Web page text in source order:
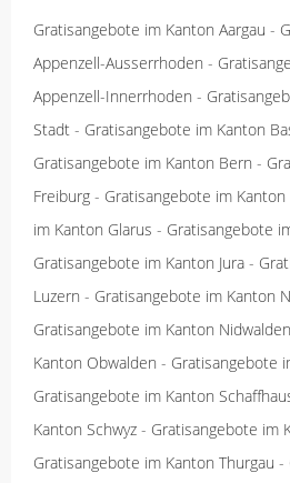
Gratisangebote im Kanton Aargau -
Appenzell-Ausserrhoden -
Appenzell-Innerrhoden -
Stadt - Gratisangebote im Kanton
Gratisangebote im Kanton Bern -
Freiburg - Gratisangebote im Kanton
im Kanton Glarus - Gratisangebote
Gratisangebote im Kanton Jura -
Luzern - Gratisangebote im Kanton
Gratisangebote im Kanton Nidwalden
Kanton Obwalden - Gratisangebote
Gratisangebote im Kanton
Kanton Schwyz - Gratisangebote im
Gratisangebote im Kanton Thurgau -